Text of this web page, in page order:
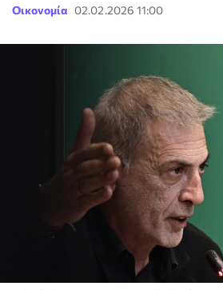
Οικονομία 02.02.2026 11:00